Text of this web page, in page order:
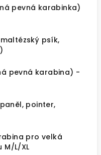
pevná karabinka)
psík,
pevná karabina) -
pointer,
pro velká
L/XL